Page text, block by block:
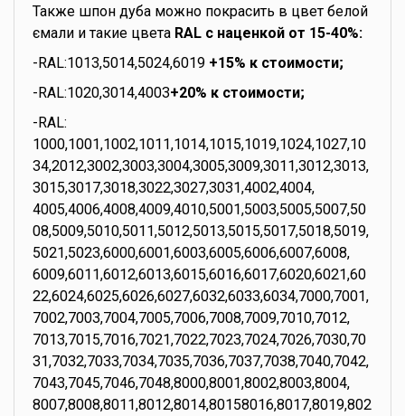
Также шпон дуба можно покрасить в цвет белой
ємали и такие цвета RAL с наценкой от 15-40%:
-RAL:1013,5014,5024,6019 +15% к стоимости;
-RAL:1020,3014,4003+20% к стоимости;
-RAL:
1000,1001,1002,1011,1014,1015,1019,1024,1027,10
34,2012,3002,3003,3004,3005,3009,3011,3012,3013,
3015,3017,3018,3022,3027,3031,4002,4004,
4005,4006,4008,4009,4010,5001,5003,5005,5007,50
08,5009,5010,5011,5012,5013,5015,5017,5018,5019,
5021,5023,6000,6001,6003,6005,6006,6007,6008,
6009,6011,6012,6013,6015,6016,6017,6020,6021,60
22,6024,6025,6026,6027,6032,6033,6034,7000,7001,
7002,7003,7004,7005,7006,7008,7009,7010,7012,
7013,7015,7016,7021,7022,7023,7024,7026,7030,70
31,7032,7033,7034,7035,7036,7037,7038,7040,7042,
7043,7045,7046,7048,8000,8001,8002,8003,8004,
8007,8008,8011,8012,8014,80158016,8017,8019,802